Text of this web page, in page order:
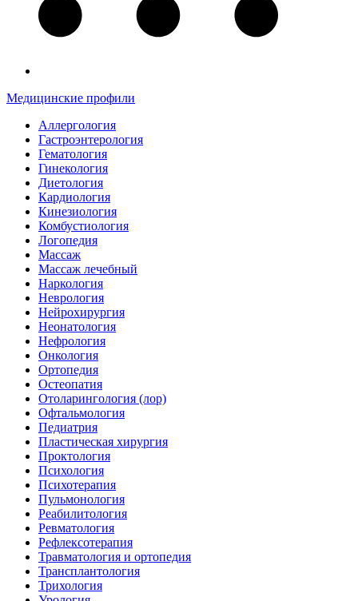
Медицинские профили
Аллергология
Гастроэнтерология
Гематология
Гинекология
Диетология
Кардиология
Кинезиология
Комбустиология
Логопедия
Массаж
Массаж лечебный
Наркология
Неврология
Нейрохирургия
Неонатология
Нефрология
Онкология
Ортопедия
Остеопатия
Отоларингология (лор)
Офтальмология
Педиатрия
Пластическая хирургия
Проктология
Психология
Психотерапия
Пульмонология
Реабилитология
Ревматология
Рефлексотерапия
Травматология и ортопедия
Трансплантология
Трихология